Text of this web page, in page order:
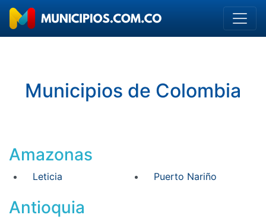
Municipios de Colombia
Amazonas
Leticia Puerto Nariño
Antioquia